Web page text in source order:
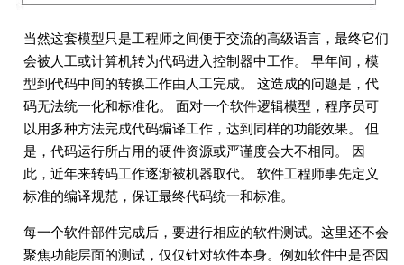
当然这套模型只是工程师之间便于交流的高级语言，最终它们
会被人工或计算机转为代码进入控制器中工作。 早年间，模
型到代码中间的转换工作由人工完成。 这造成的问题是，代
码无法统一化和标准化。 面对一个软件逻辑模型，程序员可
以用多种方法完成代码编译工作，达到同样的功能效果。 但
是，代码运行所占用的硬件资源或严谨度会大不相同。 因
此，近年来转码工作逐渐被机器取代。 软件工程师事先定义
标准的编译规范，保证最终代码统一和标准。
每一个软件部件完成后，要进行相应的软件测试。这里还不会
聚焦功能层面的测试，仅仅针对软件本身。例如软件中是否因